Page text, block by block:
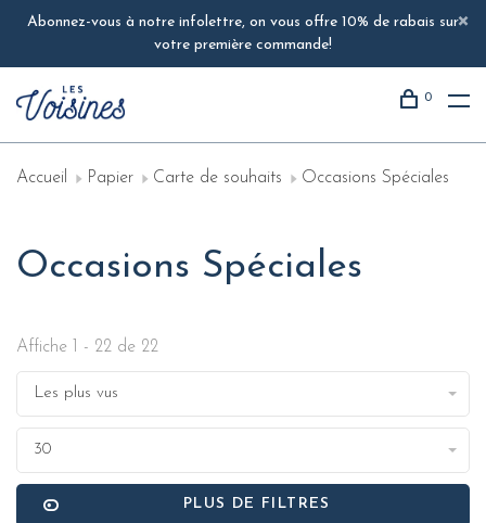
Abonnez-vous à notre infolettre, on vous offre 10% de rabais sur
votre première commande!
0
Accueil Papier Carte de souhaits Occasions Spéciales
Occasions Spéciales
Affiche 1 - 22 de 22
Les plus vus
30
PLUS DE FILTRES